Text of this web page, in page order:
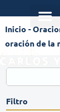
Inicio -
oración de la
Filtro